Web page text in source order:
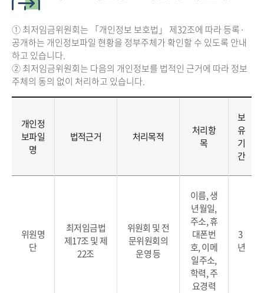
① 최저임금위원회는 「개인정보 보호법」 제32조에 따라 등록·
공개하는 개인정보파일 현황을 정부주체가 확인할 수 있도록 안내
하고 있습니다.
② 최저임금위원회는 다음의 개인정보를 법적인 근거에 따라 정보
주체의 동의 없이 처리하고 있습니다.
개인정
보파일
명
법적근거 처리목적
처리항
목
보
유
기
간
위원명
단
최저임금법
제17조 및 제
22조
위원회 및 전
문위원회의
운영 등
이름, 생
년월일,
주소, 휴
대폰번
호, 이메
일주소,
학력, 주
요경력
3
년